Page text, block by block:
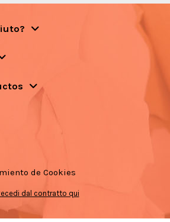
de Cookies
dal contratto qui